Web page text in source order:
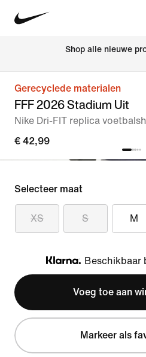
Shop alle nieuwe
Gerecyclede materialen
FFF 2026 Stadium Uit
Nike Dri-FIT replica
€ 42,99
Selecteer maat
XS S M
Klarna
Beschikbaar
Voeg toe aan
Markeer als